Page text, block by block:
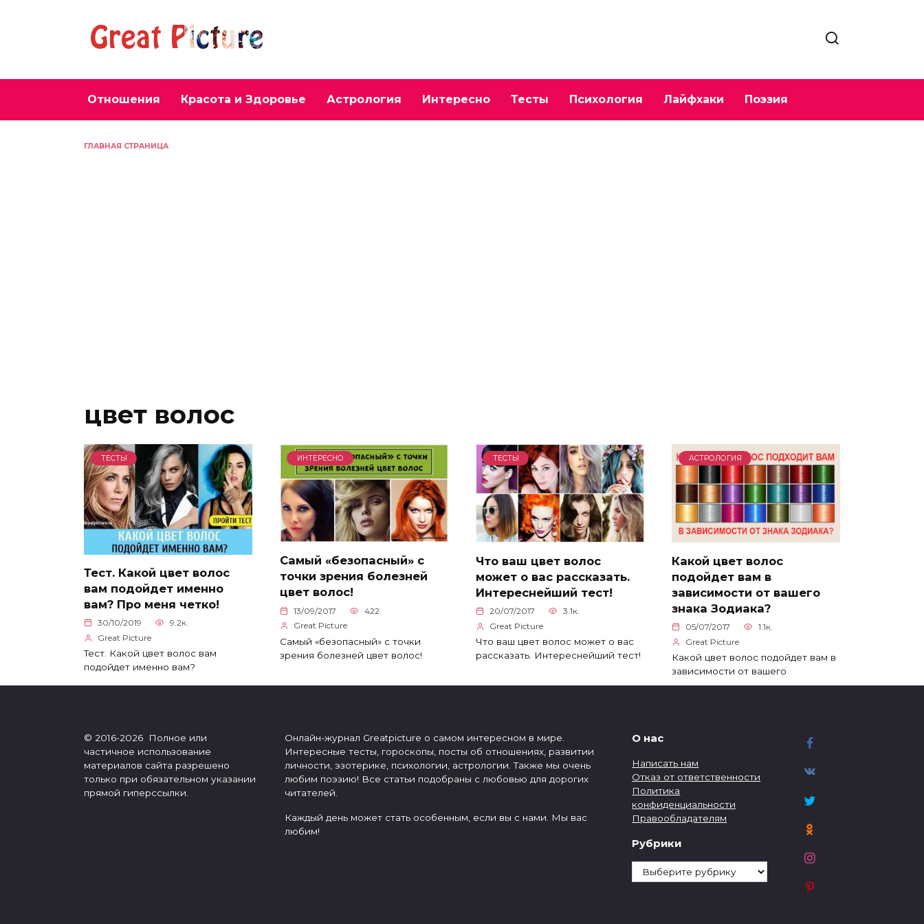
Отношения Красота и Здоровье Астрология Интересно Тесты Психология Лайфхаки Поэзия
ГЛАВНАЯ СТРАНИЦА
цвет волос
ТЕСТЫ
Тест. Какой цвет волос
вам подойдет именно
вам? Про меня четко!
30/10/2019
9.2к.
Great Picture
Тест. Какой цвет волос вам
подойдет именно вам?
ИНТЕРЕСНО
Самый «безопасный» с
точки зрения болезней
цвет волос!
13/09/2017
422
Great Picture
Самый «безопасный» с точки
зрения болезней цвет волос!
ТЕСТЫ
Что ваш цвет волос
может о вас рассказать.
Интереснейший тест!
20/07/2017
3.1к.
Great Picture
Что ваш цвет волос может о вас
рассказать. Интереснейший тест!
АСТРОЛОГИЯ
Какой цвет волос
подойдет вам в
зависимости от вашего
знака Зодиака?
05/07/2017
1.1к.
Great Picture
Какой цвет волос подойдет вам в
зависимости от вашего
© 2016-2026 Полное или
частичное использование
материалов сайта разрешено
только при обязательном указании
прямой гиперссылки.
Онлайн-журнал Greatpicture о самом интересном в мире.
Интересные тесты, гороскопы, посты об отношениях, развитии
личности, эзотерике, психологии, астрологии. Также мы очень
любим поэзию! Все статьи подобраны с любовью для дорогих
читателей.
Каждый день может стать особенным, если вы с нами. Мы вас
любим!
О нас
Написать нам
Отказ от ответственности
Политика
конфиденциальности
Правообладателям
Рубрики
Рубрики